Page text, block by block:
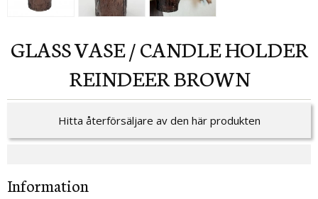
GLASS VASE / CANDLE HOLDER
REINDEER BROWN
Hitta återförsäljare av den här produkten
Information